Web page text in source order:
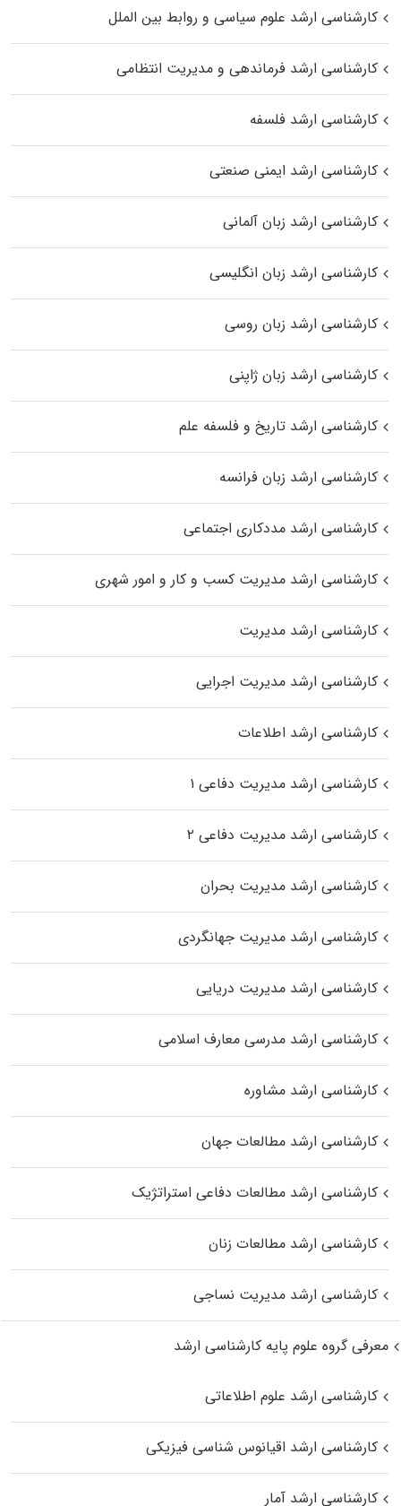
کارشناسی ارشد علوم سیاسی و روابط بین الملل
کارشناسی ارشد فرماندهی و مدیریت انتظامی
کارشناسی ارشد فلسفه
کارشناسی ارشد ایمنی صنعتی
کارشناسی ارشد زبان آلمانی
کارشناسی ارشد زبان انگلیسی
کارشناسی ارشد زبان روسی
کارشناسی ارشد زبان ژاپنی
کارشناسی ارشد تاریخ و فلسفه علم
کارشناسی ارشد زبان فرانسه
کارشناسی ارشد مددکاری اجتماعی
کارشناسی ارشد مدیریت کسب و کار و امور شهری
کارشناسی ارشد مدیریت
کارشناسی ارشد مدیریت اجرایی
کارشناسی ارشد اطلاعات
کارشناسی ارشد مدیریت دفاعی ۱
کارشناسی ارشد مدیریت دفاعی ۲
کارشناسی ارشد مدیریت بحران
کارشناسی ارشد مدیریت جهانگردی
کارشناسی ارشد مدیریت دریایی
کارشناسی ارشد مدرسی معارف اسلامی
کارشناسی ارشد مشاوره
کارشناسی ارشد مطالعات جهان
کارشناسی ارشد مطالعات دفاعی استراتژیک
کارشناسی ارشد مطالعات زنان
کارشناسی ارشد مدیریت نساجی
معرفی گروه علوم پایه کارشناسی ارشد
کارشناسی ارشد علوم اطلاعاتی
کارشناسی ارشد اقیانوس‌ شناسی فیزیکی
کارشناسی ارشد آمار